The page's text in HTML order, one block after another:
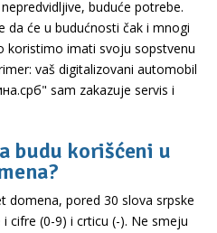
buduće potrebe.
da će u budućnosti čak i mnogi
koristimo imati svoju sopstvenu
vaš digitalizovani automobil
sam zakazuje servis i
budu korišćeni u
domena, pored 30 slova srpske
cifre (0-9) i crticu (-). Ne smeju